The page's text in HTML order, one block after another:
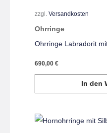
zzgl. Versandkosten
Ohrringe
Ohrringe Labradorit
690,00 €
In den